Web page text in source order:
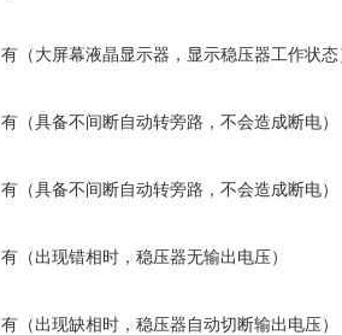
有（大屏幕液晶显示器，显示稳压器工作状态
有（具备不间断自动转旁路，不会造成断电）
有（具备不间断自动转旁路，不会造成断电）
有（出现错相时，稳压器无输出电压）
有（出现缺相时，稳压器自动切断输出电压）